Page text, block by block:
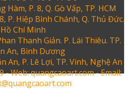
Hàm, P. 8, Q. Gò Vấp, TP. HCM
P. Hiệp Bình Chánh, Q. Thủ Đức.
Hồ Chí Minh
Thanh Giản. P. Lái Thiêu. TP.
An, Bình Dương
An, P. Lê Lợi, TP. Vinh, Nghệ An
- Web: quangcaoart.com - Email: